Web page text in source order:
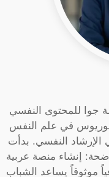
جوا للمحتوى النفسي
في علم النفس
النفسي. بدأت
عام 2020 برؤية واضحة: إنشاء منصة عربية
موثوقاً يساعد الشباب